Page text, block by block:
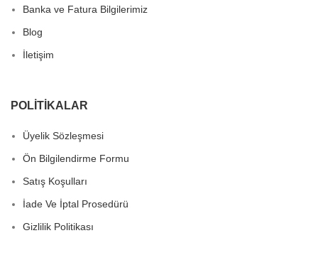
Banka ve Fatura Bilgilerimiz
Blog
İletişim
POLITIKALAR
Üyelik Sözleşmesi
Ön Bilgilendirme Formu
Satış Koşulları
İade Ve İptal Prosedürü
Gizlilik Politikası